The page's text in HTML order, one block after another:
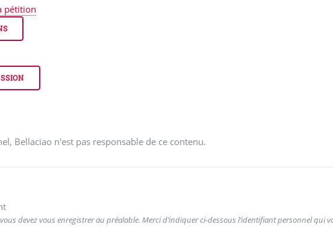
pétition
Bellaciao n'est pas responsable de ce contenu.
devez vous enregistrer au préalable. Merci d’indiquer ci-dessous l’identifiant personnel qui